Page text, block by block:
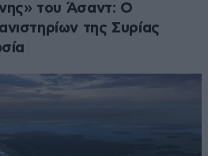
του Άσαντ: Ο
της Συρίας